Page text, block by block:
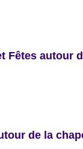
Fêtes autour
de la